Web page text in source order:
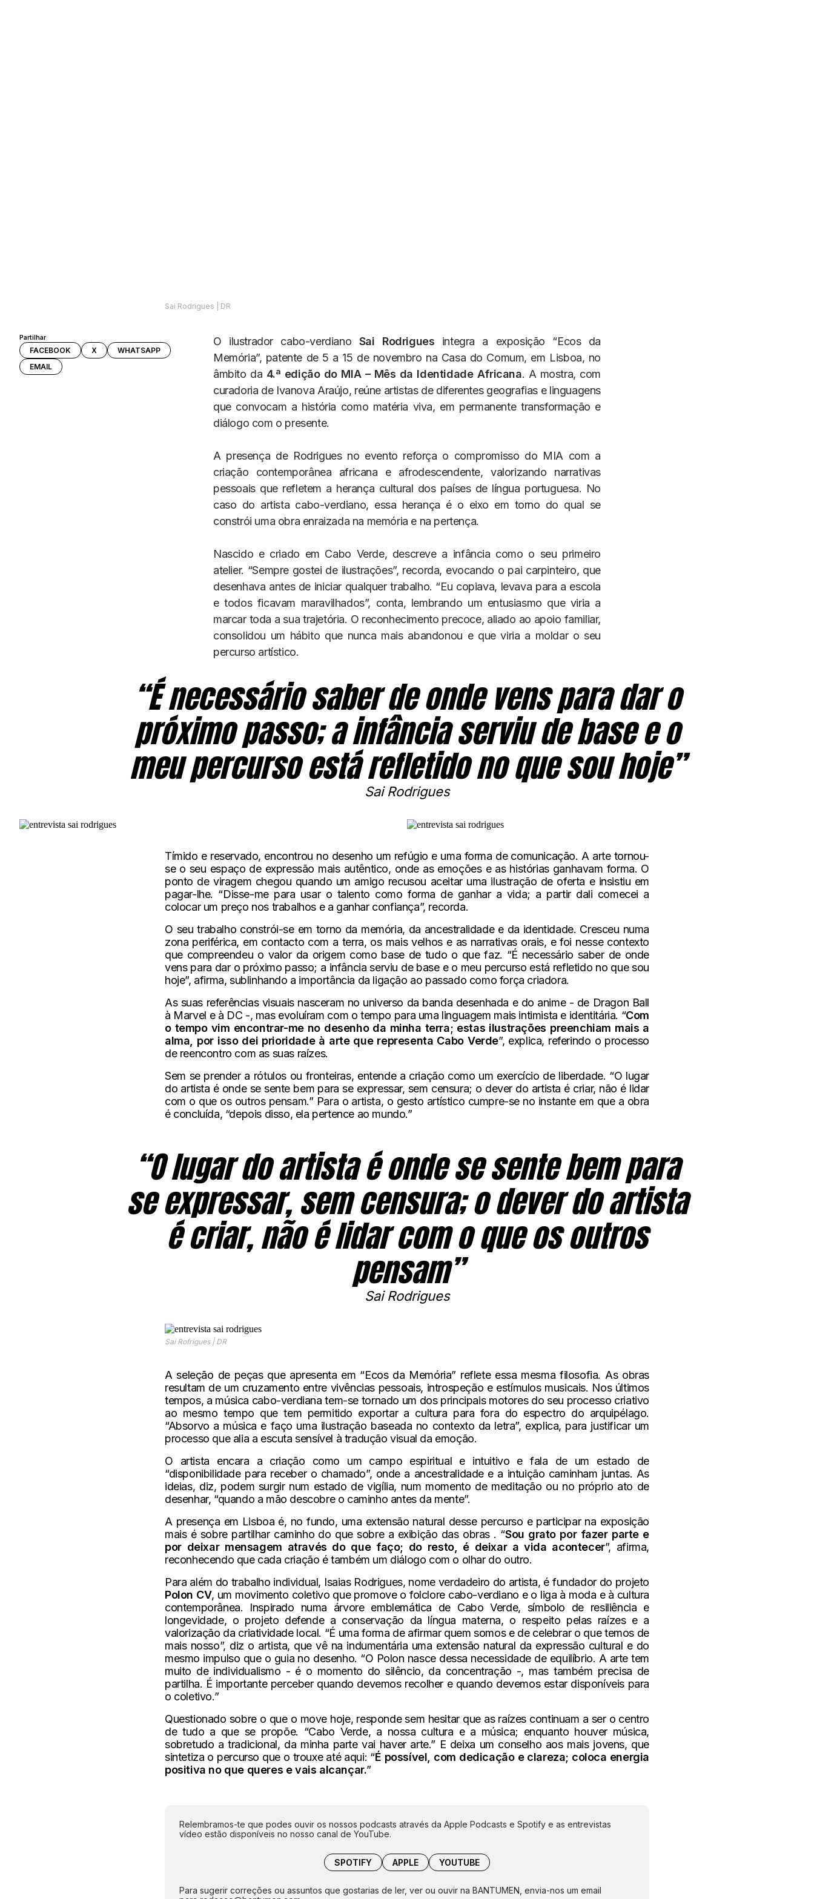
Sai Rodrigues | DR
Partilhar
FACEBOOK X
WHATSAPP
EMAIL
O ilustrador cabo-verdiano Sai Rodrigues integra a exposição “Ecos da
Memória”, patente de 5 a 15 de novembro na Casa do Comum, em Lisboa, no
âmbito da 4.ª edição do MIA – Mês da Identidade Africana. A mostra, com
curadoria de Ivanova Araújo, reúne artistas de diferentes geografias e linguagens
que convocam a história como matéria viva, em permanente transformação e
diálogo com o presente.
A presença de Rodrigues no evento reforça o compromisso do MIA com a
criação contemporânea africana e afrodescendente, valorizando narrativas
pessoais que refletem a herança cultural dos países de língua portuguesa. No
caso do artista cabo-verdiano, essa herança é o eixo em torno do qual se
constrói uma obra enraizada na memória e na pertença.
Nascido e criado em Cabo Verde, descreve a infância como o seu primeiro
atelier. “Sempre gostei de ilustrações”, recorda, evocando o pai carpinteiro, que
desenhava antes de iniciar qualquer trabalho. “Eu copiava, levava para a escola
e todos ficavam maravilhados”, conta, lembrando um entusiasmo que viria a
marcar toda a sua trajetória. O reconhecimento precoce, aliado ao apoio familiar,
consolidou um hábito que nunca mais abandonou e que viria a moldar o seu
percurso artístico.
“É necessário saber de onde vens para dar o
próximo passo; a infância serviu de base e o
meu percurso está refletido no que sou hoje”
Sai Rodrigues
Tímido e reservado, encontrou no desenho um refúgio e uma forma de comunicação. A arte tornou-
se o seu espaço de expressão mais autêntico, onde as emoções e as histórias ganhavam forma. O
ponto de viragem chegou quando um amigo recusou aceitar uma ilustração de oferta e insistiu em
pagar-lhe. “Disse-me para usar o talento como forma de ganhar a vida; a partir dali comecei a
colocar um preço nos trabalhos e a ganhar confiança”, recorda.
O seu trabalho constrói-se em torno da memória, da ancestralidade e da identidade. Cresceu numa
zona periférica, em contacto com a terra, os mais velhos e as narrativas orais, e foi nesse contexto
que compreendeu o valor da origem como base de tudo o que faz. “É necessário saber de onde
vens para dar o próximo passo; a infância serviu de base e o meu percurso está refletido no que sou
hoje”, afirma, sublinhando a importância da ligação ao passado como força criadora.
As suas referências visuais nasceram no universo da banda desenhada e do anime - de Dragon Ball
à Marvel e à DC -, mas evoluíram com o tempo para uma linguagem mais intimista e identitária. “Com
o tempo vim encontrar-me no desenho da minha terra; estas ilustrações preenchiam mais a
alma, por isso dei prioridade à arte que representa Cabo Verde”, explica, referindo o processo
de reencontro com as suas raízes.
Sem se prender a rótulos ou fronteiras, entende a criação como um exercício de liberdade. “O lugar
do artista é onde se sente bem para se expressar, sem censura; o dever do artista é criar, não é lidar
com o que os outros pensam.” Para o artista, o gesto artístico cumpre-se no instante em que a obra
é concluída, “depois disso, ela pertence ao mundo.”
“O lugar do artista é onde se sente bem para
se expressar, sem censura; o dever do artista
é criar, não é lidar com o que os outros
pensam”
Sai Rodrigues
Sai Rofrigues | DR
A seleção de peças que apresenta em “Ecos da Memória” reflete essa mesma filosofia. As obras
resultam de um cruzamento entre vivências pessoais, introspeção e estímulos musicais. Nos últimos
tempos, a música cabo-verdiana tem-se tornado um dos principais motores do seu processo criativo
ao mesmo tempo que tem permitido exportar a cultura para fora do espectro do arquipélago.
“Absorvo a música e faço uma ilustração baseada no contexto da letra”, explica, para justificar um
processo que alia a escuta sensível à tradução visual da emoção.
O artista encara a criação como um campo espiritual e intuitivo e fala de um estado de
“disponibilidade para receber o chamado”, onde a ancestralidade e a intuição caminham juntas. As
ideias, diz, podem surgir num estado de vigília, num momento de meditação ou no próprio ato de
desenhar, “quando a mão descobre o caminho antes da mente”.
A presença em Lisboa é, no fundo, uma extensão natural desse percurso e participar na exposição
mais é sobre partilhar caminho do que sobre a exibição das obras . “Sou grato por fazer parte e
por deixar mensagem através do que faço; do resto, é deixar a vida acontecer”, afirma,
reconhecendo que cada criação é também um diálogo com o olhar do outro.
Para além do trabalho individual, Isaias Rodrigues, nome verdadeiro do artista, é fundador do projeto
Polon CV, um movimento coletivo que promove o folclore cabo-verdiano e o liga à moda e à cultura
contemporânea. Inspirado numa árvore emblemática de Cabo Verde, símbolo de resiliência e
longevidade, o projeto defende a conservação da língua materna, o respeito pelas raízes e a
valorização da criatividade local. “É uma forma de afirmar quem somos e de celebrar o que temos de
mais nosso”, diz o artista, que vê na indumentária uma extensão natural da expressão cultural e do
mesmo impulso que o guia no desenho. “O Polon nasce dessa necessidade de equilíbrio. A arte tem
muito de individualismo - é o momento do silêncio, da concentração -, mas também precisa de
partilha. É importante perceber quando devemos recolher e quando devemos estar disponíveis para
o coletivo.”
Questionado sobre o que o move hoje, responde sem hesitar que as raízes continuam a ser o centro
de tudo a que se propõe. “Cabo Verde, a nossa cultura e a música; enquanto houver música,
sobretudo a tradicional, da minha parte vai haver arte.” E deixa um conselho aos mais jovens, que
sintetiza o percurso que o trouxe até aqui: “É possível, com dedicação e clareza; coloca energia
positiva no que queres e vais alcançar.”
Relembramos-te que podes ouvir os nossos podcasts através da Apple Podcasts e Spotify e as entrevistas
vídeo estão disponíveis no nosso canal de YouTube.
SPOTIFY APPLE YOUTUBE
Para sugerir correções ou assuntos que gostarias de ler, ver ou ouvir na BANTUMEN, envia-nos um email